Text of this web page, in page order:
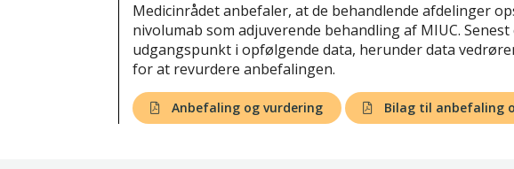
Medicinrådet anbefaler, at de behandlende afdelinger
nivolumab som adjuverende behandling af MIUC.
udgangspunkt i opfølgende data, herunder data
for at revurdere anbefalingen.
Anbefaling og vurdering Bilag til anbefaling